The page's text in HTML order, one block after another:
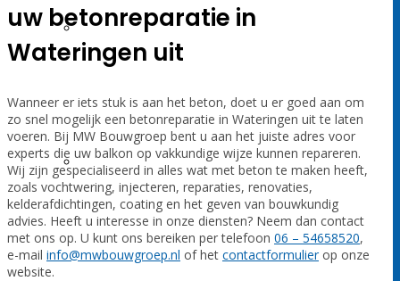
Injecteren
Kelderafdichtingen
uw betonreparatie in
Wateringen uit
Wanneer er iets stuk is aan het beton, doet u er goed aan om
zo snel mogelijk een betonreparatie in Wateringen uit te laten
voeren. Bij MW Bouwgroep bent u aan het juiste adres voor
experts die uw balkon op vakkundige wijze kunnen repareren.
Wij zijn gespecialiseerd in alles wat met beton te maken heeft,
zoals vochtwering, injecteren, reparaties, renovaties,
kelderafdichtingen, coating en het geven van bouwkundig
advies. Heeft u interesse in onze diensten? Neem dan contact
met ons op. U kunt ons bereiken per telefoon 06 – 54658520,
e-mail info@mwbouwgroep.nl of het contactformulierop onze
website.